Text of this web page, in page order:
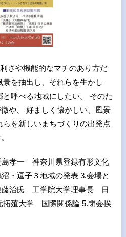
さや機能的なマチのあり方だ
を抽出し、それらを生かし
呼べる地域にしたい。 そのた
や、 好ましく懐かしい、風景
を新しいまちづくりの出発点
孝一 神奈川県登録有形文化
・逗子３地域の発表 3.会場と
藤治氏 工学院大学理事長 日
殖大学 国際関係論 5.閉会挨